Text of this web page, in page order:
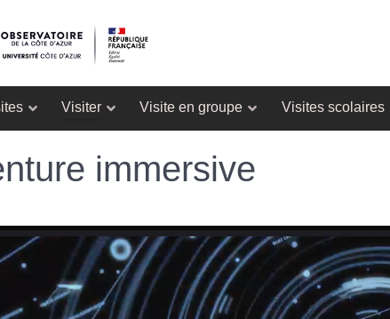
Visiter Visite en groupe Visites scolaires
immersive